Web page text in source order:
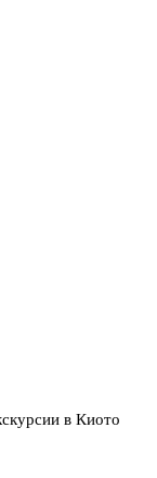
в Киото